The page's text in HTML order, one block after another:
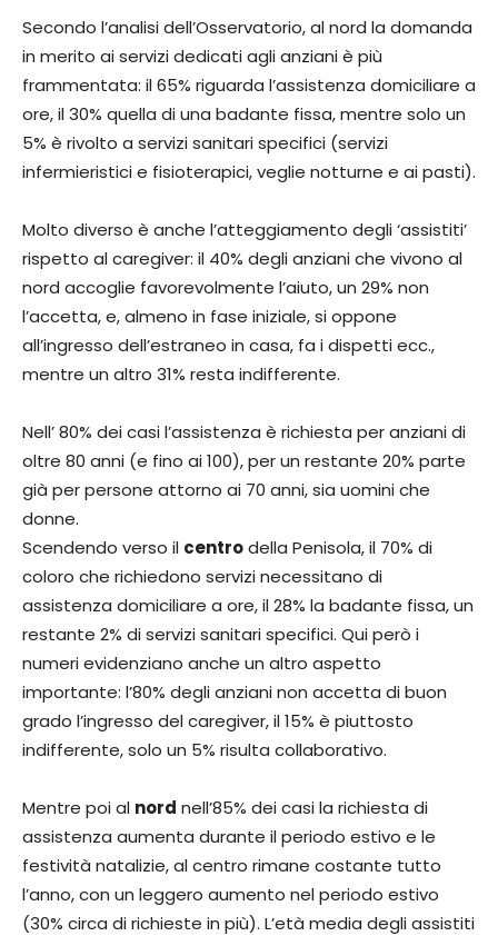
Secondo l’analisi dell’Osservatorio, al nord la domanda
in merito ai servizi dedicati agli anziani è più
frammentata: il 65% riguarda l’assistenza domiciliare a
ore, il 30% quella di una badante fissa, mentre solo un
5% è rivolto a servizi sanitari specifici (servizi
infermieristici e fisioterapici, veglie notturne e ai pasti).
Molto diverso è anche l’atteggiamento degli ‘assistiti’
rispetto al caregiver: il 40% degli anziani che vivono al
nord accoglie favorevolmente l’aiuto, un 29% non
l’accetta, e, almeno in fase iniziale, si oppone
all’ingresso dell’estraneo in casa, fa i dispetti ecc.,
mentre un altro 31% resta indifferente.
Nell’ 80% dei casi l’assistenza è richiesta per anziani di
oltre 80 anni (e fino ai 100), per un restante 20% parte
già per persone attorno ai 70 anni, sia uomini che
donne.
Scendendo verso il centrodella Penisola, il 70% di
coloro che richiedono servizi necessitano di
assistenza domiciliare a ore, il 28% la badante fissa, un
restante 2% di servizi sanitari specifici. Qui però i
numeri evidenziano anche un altro aspetto
importante: l’80% degli anziani non accetta di buon
grado l’ingresso del caregiver, il 15% è piuttosto
indifferente, solo un 5% risulta collaborativo.
Mentre poi al nord nell’85% dei casi la richiesta di
assistenza aumenta durante il periodo estivo e le
festività natalizie, al centro rimane costante tutto
l’anno, con un leggero aumento nel periodo estivo
(30% circa di richieste in più). L’età media degli assistiti